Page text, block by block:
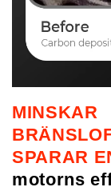
MINSKAR
SPARAR
motorns